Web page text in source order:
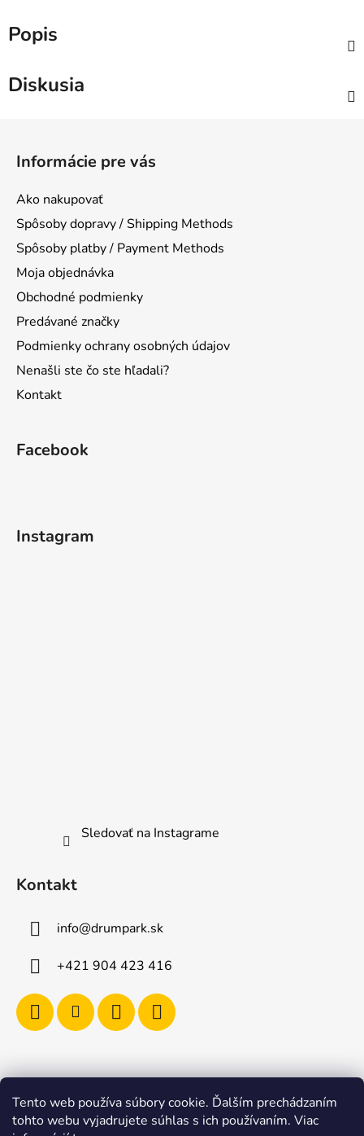
Tento web používa súbory cookie. Ďalším prechádzaním
tohto webu vyjadrujete súhlas s ich používaním. Viac
Popis
Diskusia
Informácie pre vás
Ako nakupovať
Spôsoby dopravy / Shipping Methods
Spôsoby platby / Payment Methods
Moja objednávka
Obchodné podmienky
Predávané značky
Podmienky ochrany osobných údajov
Nenašli ste čo ste hľadali?
Kontakt
Facebook
Instagram
Sledovať na Instagrame
Kontakt
info@drumpark.sk
+421 904 423 416
Navštívte aj e-shop s etnickými hudobnými nástrojmi
Drumbla.sk |